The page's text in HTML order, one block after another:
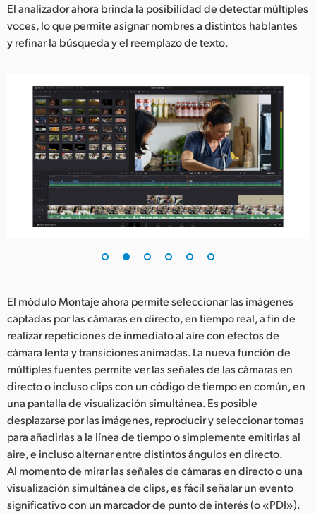
El analizador ahora brinda la posibilidad de detectar múltiples
voces, lo que permite asignar nombres a distintos hablantes
y refinar la búsqueda y el reemplazo de texto.
El módulo Montaje ahora permite seleccionar las imágenes
captadas por las cámaras en directo, en tiempo real, a fin de
realizar repeticiones de inmediato al aire con efectos de
cámara lenta y transiciones animadas. La nueva función de
múltiples fuentes permite ver las señales de las cámaras en
directo o incluso clips con un código de tiempo en común, en
una pantalla de visualización simultánea. Es posible
desplazarse por las imágenes, reproducir y seleccionar tomas
para añadirlas a la línea de tiempo o simplemente emitirlas al
aire, e incluso alternar entre distintos ángulos en directo.
Al momento de mirar las señales de cámaras en directo o una
visualización simultánea de clips, es fácil señalar un evento
significativo con un marcador de punto de interés (o «PDI»).